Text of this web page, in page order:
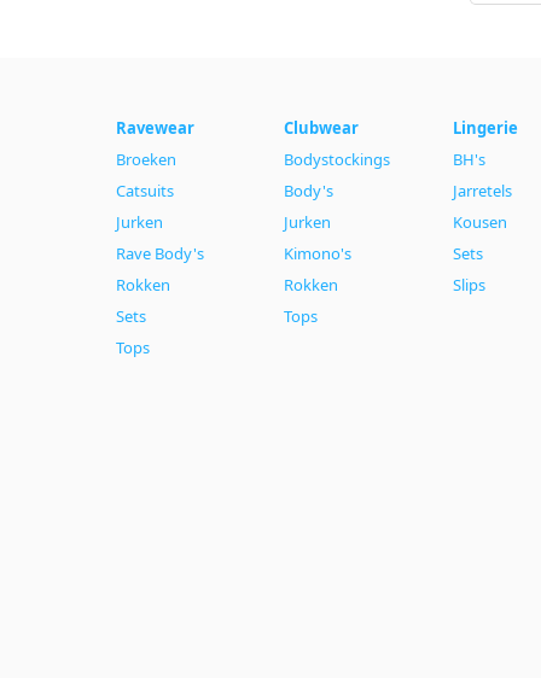
Ravewear
Broeken
Catsuits
Jurken
Rave Body's
Rokken
Sets
Tops
Clubwear
Bodystockings
Body's
Jurken
Kimono's
Rokken
Tops
Lingerie
BH's
Jarretels
Kousen
Sets
Slips